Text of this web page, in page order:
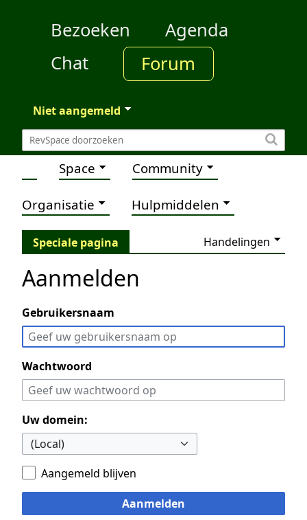
Bezoeken
Agenda
Chat
Forum
Niet aangemeld
Space Community
Organisatie Hulpmiddelen
Speciale pagina Handelingen
Aanmelden
Gebruikersnaam
Wachtwoord
Uw domein:
Aangemeld blijven
Aanmelden